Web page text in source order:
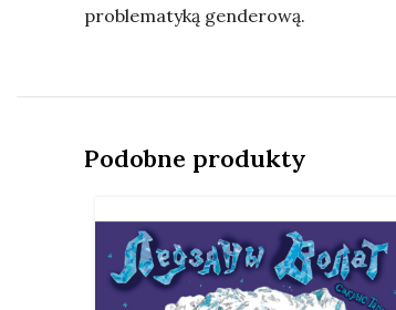
problematyką genderową.
Podobne produkty